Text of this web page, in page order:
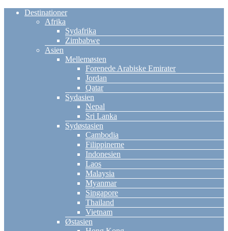
Destinationer
Afrika
Sydafrika
Zimbabwe
Asien
Mellemøsten
Forenede Arabiske Emirater
Jordan
Qatar
Sydasien
Nepal
Sri Lanka
Sydøstasien
Cambodia
Filippinerne
Indonesien
Laos
Malaysia
Myanmar
Singapore
Thailand
Vietnam
Østasien